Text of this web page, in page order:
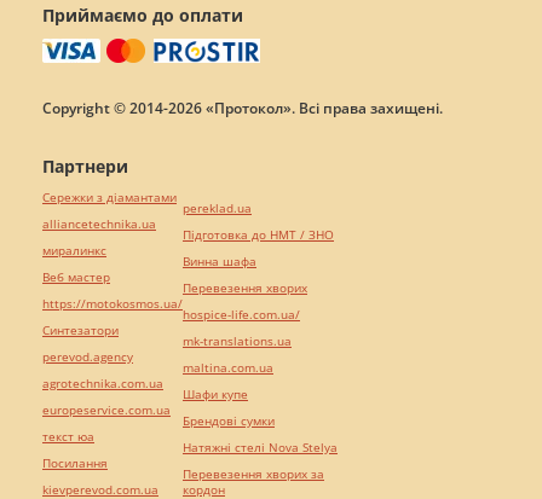
Приймаємо до оплати
Copyright © 2014-2026 «Протокол». Всі права захищені.
Партнери
Сережки з діамантами
alliancetechnika.ua
миралинкс
Веб мастер
https://motokosmos.ua/
Синтезатори
perevod.agency
agrotechnika.com.ua
europeservice.com.ua
текст юа
Посилання
kievperevod.com.ua
pereklad.ua
Підготовка до НМТ / ЗНО
Винна шафа
Перевезення хворих
hospice-life.com.ua/
mk-translations.ua
maltina.com.ua
Шафи купе
Брендові сумки
Натяжні стелі Nova Stelya
Перевезення хворих за
кордон